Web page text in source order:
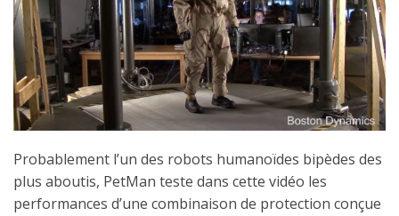
Probablement l’un des robots humanoïdes bipèdes des
plus aboutis, PetMan teste dans cette vidéo les
performances d’une combinaison de protection conçue